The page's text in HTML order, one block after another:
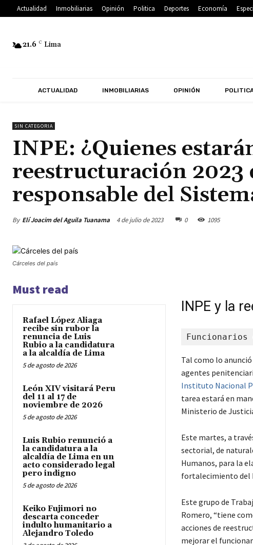
Actualidad Inmobiliarias Opinión Politica Deportes Economía
21.6 C Lima
ACTUALIDAD INMOBILIARIAS OPINIÓN
SIN CATEGORIA
INPE: ¿Quienes
reestructuración
responsable del
By Elí Joacim del Aguila Tuanama 4 de julio de 2023 0 1095
Cárceles del país
Must read
Rafael López Aliaga
recibe sin rubor la
renuncia de Luis
Rubio a la candidatura
a la alcaldía de Lima
5 de agosto de 2026
León XIV visitará Peru
del 11 al 17 de
noviembre de 2026
5 de agosto de 2026
Luis Rubio renunció a
la candidatura a la
alcaldía de Lima en un
acto considerado legal
pero indigno
5 de agosto de 2026
Keiko Fujimori no
descarta conceder
indulto humanitario a
Alejandro Toledo
INPE y la
Tal como lo
agentes
Instituto Nacional
tarea estará en
Ministerio de
Este martes, a
sectorial, de
Humanos, para la
fortalecimiento del
Este grupo de
Romero, “tiene
acciones de
mejorar el